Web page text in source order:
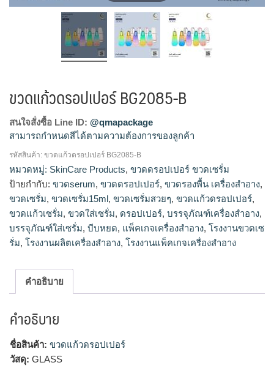
ขวดแก้วดรอปเปอร์ BG2085-B
สนใจสั่งซื้อ Line ID: @qmapackage
สามารถกำหนดสีได้ตามความต้องการของลูกค้า
ขวดแก้วดรอปเปอร์, ขวดแก้วเซรั่ม, ดรอปเปอร์, บรรจุภัณฑ์ใส่เซ
รั่ม, ขวดแก้วเซรั่ม, ขวดเซรั่ม, ขวดใส่เซรั่ม, ขวดดรอปเปอร์, ขวด
เซรั่ม, บีบหยด, ขวดเซรั่มสวยๆ, ขวดserum, โรงงานขวดเซรั่ม,
ขวดเซรั่ม15ml, ขวดรองพื้น เครื่องสำอาง, บรรจุภัณฑ์เครื่อง
สำอาง, แพ็คเกจเครื่องสำอาง, โรงงานแพ็คเกจเครื่องสำอาง,
โรงงานผลิตเครื่องสำอาง
รหัสสินค้า: ขวดแก้วดรอปเปอร์ BG2085-B
หมวดหมู่: SkinCare Products, ขวดดรอปเปอร์ ขวดเซรั่ม
ป้ายกำกับ: ขวดserum, ขวดดรอปเปอร์, ขวดรองพื้น เครื่องสำอาง,
ขวดเซรั่ม, ขวดเซรั่ม15ml, ขวดเซรั่มสวยๆ, ขวดแก้วดรอปเปอร์,
ขวดแก้วเซรั่ม, ขวดใส่เซรั่ม, ดรอปเปอร์, บรรจุภัณฑ์เครื่องสำอาง,
บรรจุภัณฑ์ใส่เซรั่ม, บีบหยด, แพ็คเกจเครื่องสำอาง, โรงงานขวดเซ
รั่ม, โรงงานผลิตเครื่องสำอาง, โรงงานแพ็คเกจเครื่องสำอาง
คำอธิบาย
คำอธิบาย
ชื่อสินค้า: ขวดแก้วดรอปเปอร์
วัสดุ: GLASS